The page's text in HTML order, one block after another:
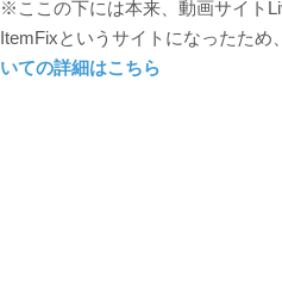
※ここの下には本来、動画サイト
ItemFixというサイトになったため
いての詳細はこちら